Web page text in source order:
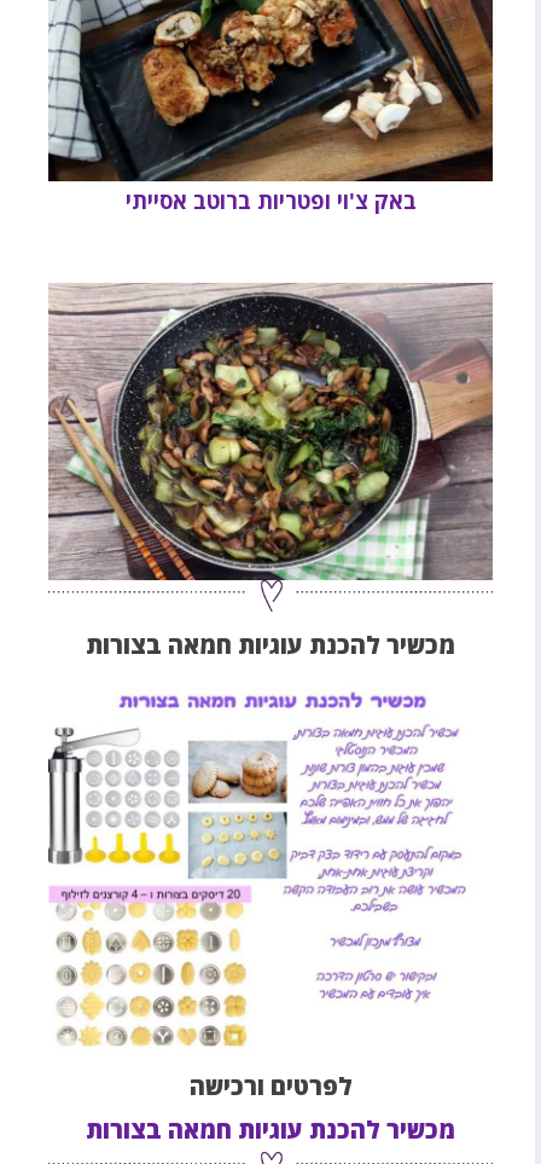
באק צ'וי ופטריות ברוטב אסייתי
מכשיר להכנת עוגיות חמאה בצורות
לפרטים ורכישה
מכשיר להכנת עוגיות חמאה בצורות